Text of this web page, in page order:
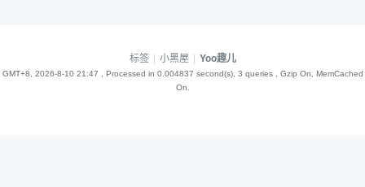
标签 | 小黑屋 | Yoo趣儿
GMT+8, 2026-8-10 21:47 , Processed in 0.004837 second(s), 3 queries , Gzip On, MemCached
On.